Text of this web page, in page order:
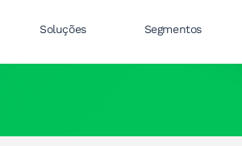
Soluções Segmentos